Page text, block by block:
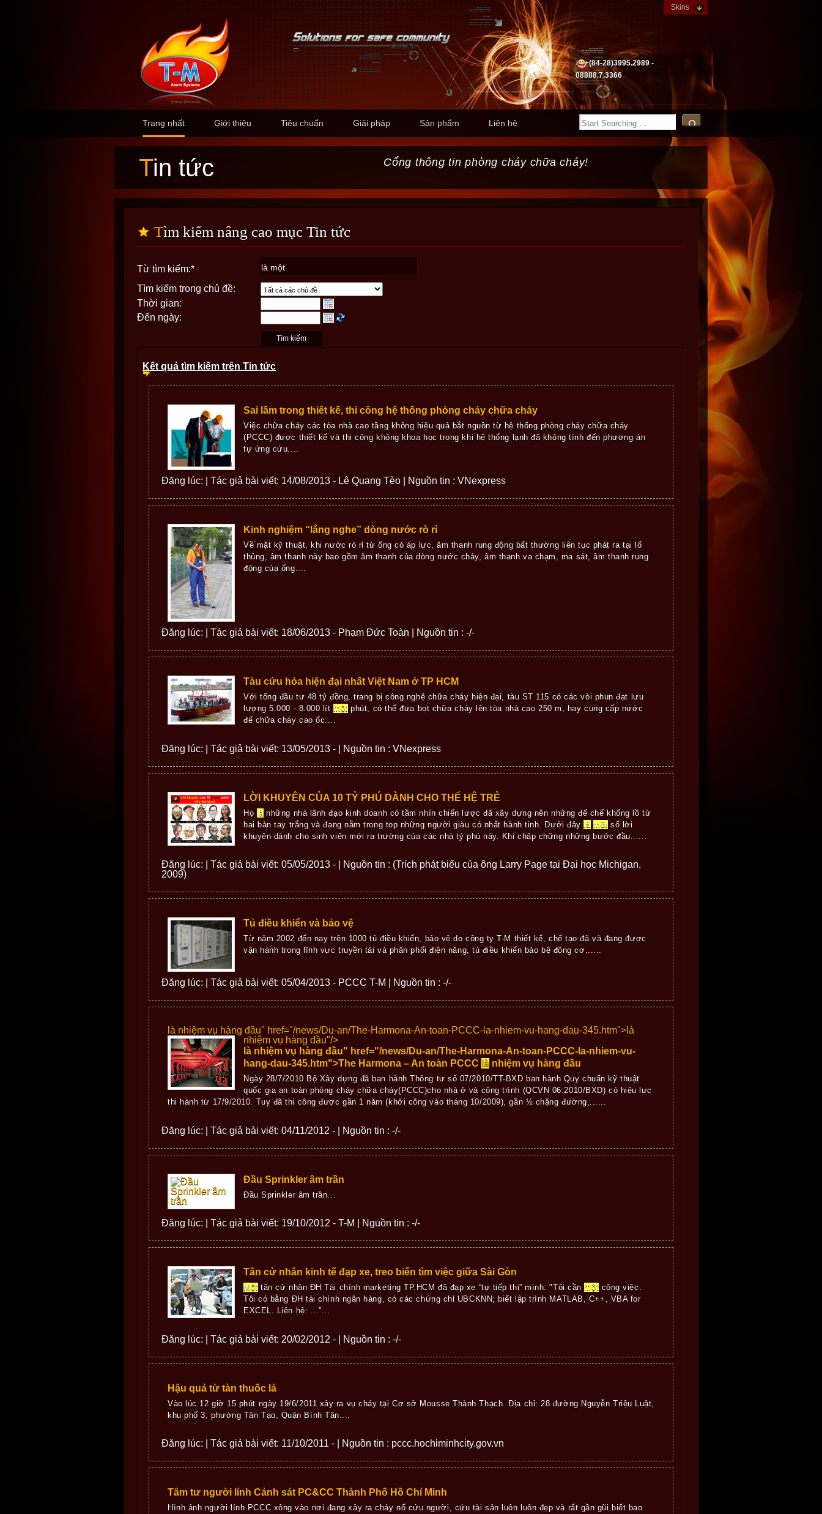
Skins
+(84-28)3995.2989 -
08888.7.3366
Trang nhất Giới thiệu Tiêu chuẩn Giải pháp Sản phẩm Liên hệ
Tin tức Cổng thông tin phòng cháy chữa cháy!
Tìm kiếm nâng cao mục Tin tức
Từ tìm kiếm:*
Tìm kiếm trong chủ đề:
Thời gian:
Đến ngày:
Kết quả tìm kiếm trên Tin tức
Sai lầm trong thiết kế, thi công hệ thống phòng cháy chữa cháy
Việc chữa cháy các tòa nhà cao tầng không hiệu quả bắt nguồn từ hệ thống phòng cháy chữa cháy
(PCCC) được thiết kế và thi công không khoa học trong khi hệ thống lạnh đã không tính đến phương án
tự ứng cứu....
Đăng lúc: | Tác giả bài viết: 14/08/2013 - Lê Quang Tèo | Nguồn tin : VNexpress
Kinh nghiệm “lắng nghe” dòng nước rò rỉ
Về mặt kỹ thuật, khi nước rò rỉ từ ống có áp lực, âm thanh rung động bất thường liên tục phát ra tại lổ
thủng, âm thanh này bao gồm âm thanh của dòng nước chảy, âm thanh va chạm, ma sát, âm thanh rung
động của ống....
Đăng lúc: | Tác giả bài viết: 18/06/2013 - Phạm Đức Toàn | Nguồn tin : -/-
Tàu cứu hỏa hiện đại nhất Việt Nam ở TP HCM
Với tổng đầu tư 48 tỷ đồng, trang bị công nghệ chữa cháy hiện đại, tàu ST 115 có các vòi phun đạt lưu
lượng 5.000 - 8.000 lítmột phút, có thể đưa bọt chữa cháy lên tòa nhà cao 250 m, hay cung cấp nước
để chữa cháy cao ốc....
Đăng lúc: | Tác giả bài viết: 13/05/2013 - | Nguồn tin : VNexpress
LỜI KHUYÊN CỦA 10 TỶ PHÚ DÀNH CHO THẾ HỆ TRẺ
Họ là những nhà lãnh đạo kinh doanh có tầm nhìn chiến lược đã xây dựng nên những đế chế khổng lồ từ
hai bàn tay trắng và đang nằm trong top những người giàu có nhất hành tinh. Dưới đâylà một số lời
khuyên dành cho sinh viên mới ra trường của các nhà tỷ phú này. Khi chập chững những bước đầu......
Đăng lúc: | Tác giả bài viết: 05/05/2013 - | Nguồn tin : (Trích phát biểu của ông Larry Page tại Đại học Michigan,
2009)
Tủ điều khiển và bảo vệ
Từ năm 2002 đến nay trên 1000 tủ điều khiển, bảo vệ do công ty T-M thiết kế, chế tạo đã và đang được
vận hành trong lĩnh vực truyền tải và phân phối điện năng, tủ điều khiển bảo bệ động cơ......
Đăng lúc: | Tác giả bài viết: 05/04/2013 - PCCC T-M | Nguồn tin : -/-
là nhiệm vụ hàng đầu" href="/news/Du-an/The-Harmona-An-toan-PCCC-la-nhiem-vu-hang-dau-345.htm"> là
nhiệm vụ hàng đầu"/>
là nhiệm vụ hàng đầu" href="/news/Du-an/The-Harmona-An-toan-PCCC-la-nhiem-vu-
hang-dau-345.htm">The Harmona – An toàn PCCC là nhiệm vụ hàng đầu
Ngày 28/7/2010 Bộ Xây dựng đã ban hành Thông tư số 07/2010/TT-BXD ban hành Quy chuẩn kỹ thuật
quốc gia an toàn phòng cháy chữa cháy(PCCC)cho nhà ở và công trình (QCVN 06:2010/BXD) có hiệu lực
thi hành từ 17/9/2010. Tuy đã thi công được gần 1 năm (khởi công vào tháng 10/2009), gần ½ chặng đường,......
Đăng lúc: | Tác giả bài viết: 04/11/2012 - | Nguồn tin : -/-
Đầu Sprinkler âm trần
Đầu Sprinkler âm trần...
Đăng lúc: | Tác giả bài viết: 19/10/2012 - T-M | Nguồn tin : -/-
Tân cử nhân kinh tế đạp xe, treo biển tìm việc giữa Sài Gòn
Một tân cử nhân ĐH Tài chính marketing TP.HCM đã đạp xe “tự tiếp thị” mình: "Tôi cầnmột công việc.
Tôi có bằng ĐH tài chính ngân hàng, có các chứng chỉ UBCKNN; biết lập trình MATLAB, C++, VBA for
EXCEL. Liên hệ: ...”...
Đăng lúc: | Tác giả bài viết: 20/02/2012 - | Nguồn tin : -/-
Hậu quả từ tàn thuốc lá
Vào lúc 12 giờ 15 phút ngày 19/6/2011 xảy ra vụ cháy tại Cơ sở Mousse Thành Thạch. Địa chỉ: 28 đường Nguyễn Triệu Luật,
khu phố 3, phường Tân Tạo, Quận Bình Tân....
Đăng lúc: | Tác giả bài viết: 11/10/2011 - | Nguồn tin : pccc.hochiminhcity.gov.vn
Tâm tư người lính Cảnh sát PC&CC Thành Phố Hồ Chí Minh
Hình ảnh người lính PCCC xông vào nơi đang xảy ra cháy nổ cứu người, cứu tài sản luôn luôn đẹp và rất gần gũi biết bao